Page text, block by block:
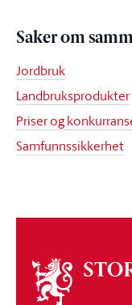
Saker om
Jordbruk
Landbruksprodukter
Priser og
Samfunnssikkerhet
Om
stortinget